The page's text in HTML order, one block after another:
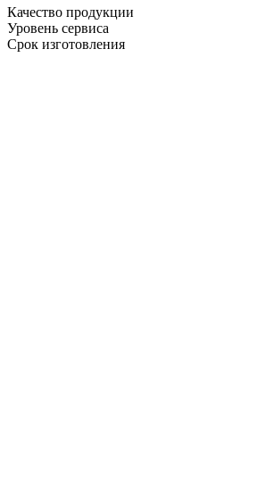
Качество продукции
Уровень сервиса
Срок изготовления